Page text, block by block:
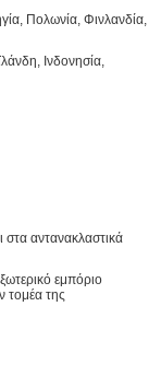
Πολωνία, Φινλανδία,
Ινδονησία,
στα αντανακλαστικά
εμπόριο
τομέα της